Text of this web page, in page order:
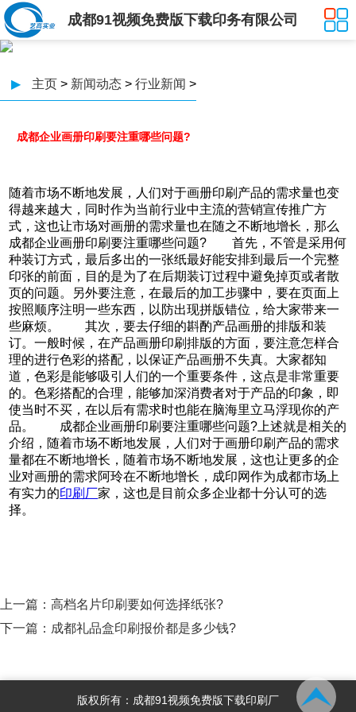
成都91视频免费版下载印务有限公司
▶ 主页 > 新闻动态 > 行业新闻 >
成都企业画册印刷要注重哪些问题?
随着市场不断地发展，人们对于画册印刷产品的需求量也变
得越来越大，同时作为当前行业中主流的营销宣传推广方
式，这也让市场对画册的需求量也在随之不断地增长，那么
成都企业画册印刷要注重哪些问题? 首先，不管是采用何
种装订方式，最后多出的一张纸最好能安排到最后一个完整
印张的前面，目的是为了在后期装订过程中避免掉页或者散
页的问题。另外要注意，在最后的加工步骤中，要在页面上
按照顺序注明一些东西，以防出现拼版错位，给大家带来一
些麻烦。 其次，要去仔细的斟酌产品画册的排版和装
订。一般时候，在产品画册印刷排版的方面，要注意怎样合
理的进行色彩的搭配，以保证产品画册不失真。大家都知
道，色彩是能够吸引人们的一个重要条件，这点是非常重要
的。色彩搭配的合理，能够加深消费者对于产品的印象，即
使当时不买，在以后有需求时也能在脑海里立马浮现你的产
品。 成都企业画册印刷要注重哪些问题?上述就是相关的
介绍，随着市场不断地发展，人们对于画册印刷产品的需求
量都在不断地增长，随着市场不断地发展，这也让更多的企
业对画册的需求阿玲在不断地增长，成印网作为成都市场上
有实力的印刷厂家，这也是目前众多企业都十分认可的选
择。
上一篇： 高档名片印刷要如何选择纸张?
下一篇： 成都礼品盒印刷报价都是多少钱?
版权所有：成都91视频免费版下载印刷厂